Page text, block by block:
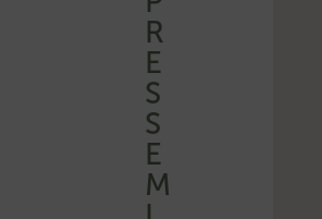
R
E
S
S
E
M